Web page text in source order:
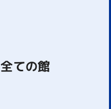
全ての館